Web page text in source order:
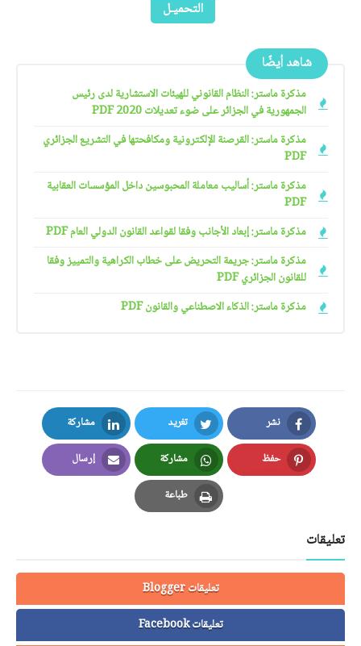
التحميـل
شاهد أيضًا
مذكرة ماستر: النظام القانوني للهيئات الاستشارية لدى رئيس
الجمهورية في الجزائر على ضوء تعديلات 2020 PDF
مذكرة ماستر: القرصنة الإلكترونية ومكافحتها في التشريع الجزائري
PDF
مذكرة ماستر: أساليب معاملة المحبوسين داخل المؤسسات العقابية
PDF
مذكرة ماستر: إبعاد الأجانب وفقا لقواعد القانون الدولي العام PDF
مذكرة ماستر: جريمة التحريض على خطاب الكراهية والتمييز وفقا
للقانون الجزائري PDF
مذكرة ماستر: الذكاء الاصطناعي والقانون PDF
نشر
Facebook
تغريد
Twitter
مشاركة
LinkedIn
حفظ
Pinterest
مشاركة
Whatsapp
إرسال
Email
طباعة
Print
تعليقات
تعليقات Blogger
تعليقات Facebook